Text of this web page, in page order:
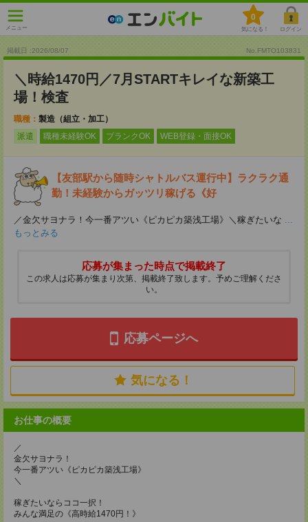
メニュー
0
気になる！ ログイン
掲載日 :2026/08/07 No.FMTO103831
＼時給1470円／7月STARTキレイな新築工
場！検査
職種： 製造（組立・加工）
派遣
職種未経験OK ブランクOK WEB登録・面接OK
【友部駅から随時シャトルバス運行中】ラクラク通
勤！未経験からガッツリ稼げる《好
／金欠サヨナラ！今一番アツい《ピカピカ築浅工場》＼稼ぎたいな ...
もっとみる
応募が集まった時点で掲載終了
この求人は応募が集まり次第、掲載終了致します。予めご理解くださ
い。
応募ページへ
気になる！
お仕事の概要
／
金欠サヨナラ！
今一番アツい《ピカピカ築浅工場》
＼
稼ぎたいならココ一択！
みんな満足の《高時給1470円！》